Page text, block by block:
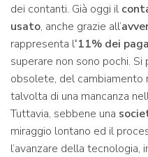
dei contanti. Già oggi il
usato, anche grazie all’
rappresenta l‘11% dei
superare non sono pochi.
obsolete, del cambiamento
talvolta di una mancanza
Tuttavia, sebbene una
miraggio lontano ed il
l’avanzare della